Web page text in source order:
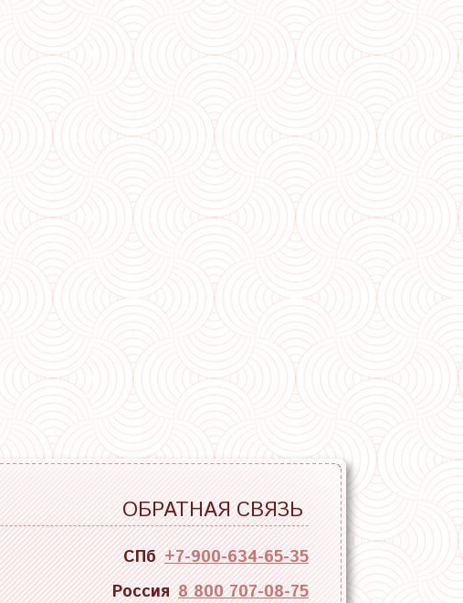
ОБРАТНАЯ СВЯЗЬ
СПб +7-900-634-65-35
Россия 8 800 707-08-75